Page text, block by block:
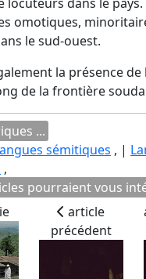
omotiques,
le sud-ouest.
la présence de
de la frontière
...
sémitiques , |
,
pourraient vous
article
précédent